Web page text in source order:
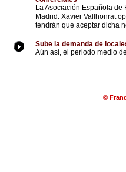
La Asociación Española
Madrid. Xavier Vallhonrat
tendrán que aceptar dicha
Sube la demanda de
Aún así, el periodo medio
©